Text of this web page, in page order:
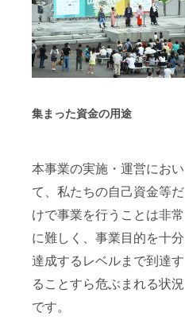
集まった資金の用途
本事業の実施・運営におい
て、私たちの自己資金等だ
けで事業を行うことは非常
に難しく、事業目的を十分
達成するレベルまで到達す
ることすら危ぶまれる状況
です。